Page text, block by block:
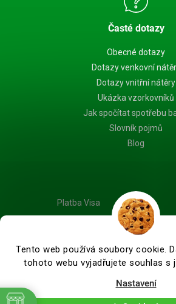
Tento web používá soubory cookie.
tohoto webu vyjadřujete souhlas s
Nastavení
Časté dotazy
Obecné dotazy
Dotazy venkovní
Dotazy vnitřní nátěry
Ukázka vzorkovníků
Jak spočítat spotřebu
Slovník pojmů
Blog
Platba Visa